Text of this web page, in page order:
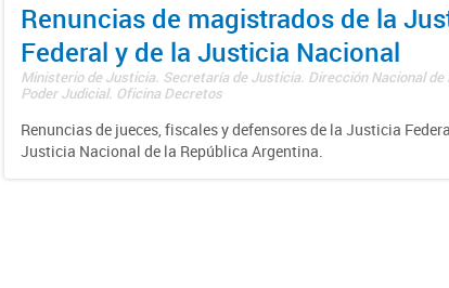
Renuncias de magistrados de la
Federal y de la Justicia Nacional
Ministerio de Justicia. Secretaría de Justicia. Dirección Nacional de
Poder Judicial. Oficina Decretos
Renuncias de jueces, fiscales y defensores de la Justicia
Justicia Nacional de la República Argentina.